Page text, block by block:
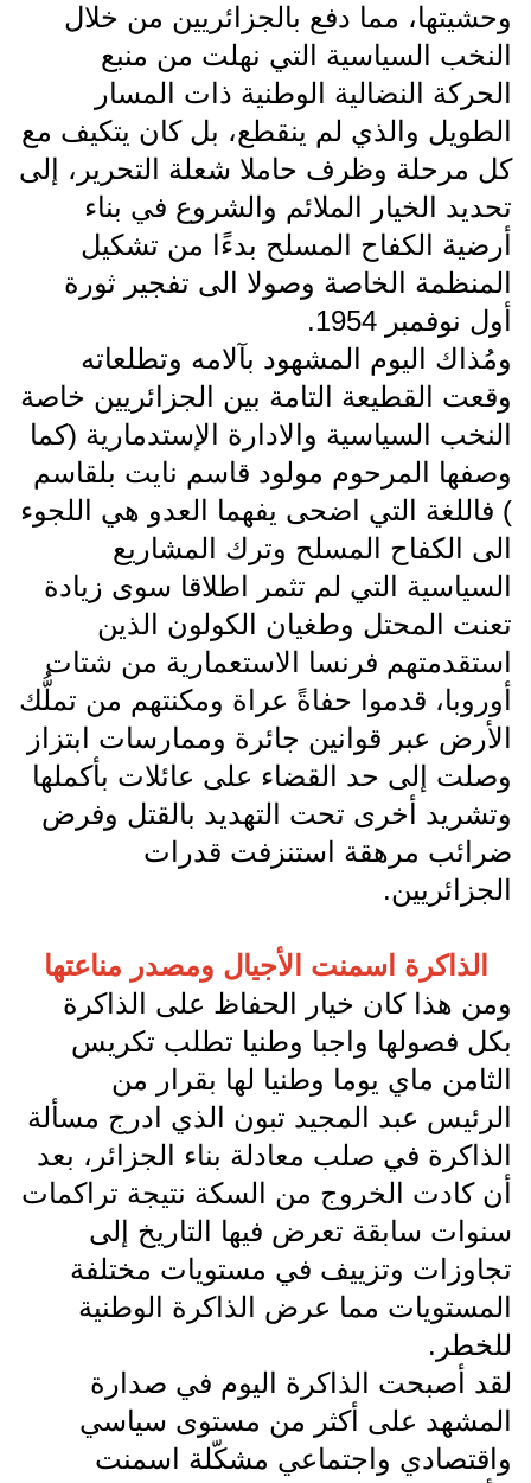
وحشيتها، مما دفع بالجزائريين من خلال
النخب السياسية التي نهلت من منبع
الحركة النضالية الوطنية ذات المسار
الطويل والذي لم ينقطع، بل كان يتكيف مع
كل مرحلة وظرف حاملا شعلة التحرير، إلى
تحديد الخيار الملائم والشروع في بناء
أرضية الكفاح المسلح بدءًا من تشكيل
المنظمة الخاصة وصولا الى تفجير ثورة
أول نوفمبر 1954.
ومُذاك اليوم المشهود بآلامه وتطلعاته
وقعت القطيعة التامة بين الجزائريين خاصة
النخب السياسية والادارة الإستدمارية (كما
وصفها المرحوم مولود قاسم نايت بلقاسم
) فاللغة التي اضحى يفهما العدو هي اللجوء
الى الكفاح المسلح وترك المشاريع
السياسية التي لم تثمر اطلاقا سوى زيادة
تعنت المحتل وطغيان الكولون الذين
استقدمتهم فرنسا الاستعمارية من شتات
أوروبا، قدموا حفاةً عراة ومكنتهم من تملُّك
الأرض عبر قوانين جائرة وممارسات ابتزاز
وصلت إلى حد القضاء على عائلات بأكملها
وتشريد أخرى تحت التهديد بالقتل وفرض
ضرائب مرهقة استنزفت قدرات
الجزائريين.
الذاكرة اسمنت الأجيال ومصدر مناعتها
ومن هذا كان خيار الحفاظ على الذاكرة
بكل فصولها واجبا وطنيا تطلب تكريس
الثامن ماي يوما وطنيا لها بقرار من
الرئيس عبد المجيد تبون الذي ادرج مسألة
الذاكرة في صلب معادلة بناء الجزائر، بعد
أن كادت الخروج من السكة نتيجة تراكمات
سنوات سابقة تعرض فيها التاريخ إلى
تجاوزات وتزييف في مستويات مختلفة
المستويات مما عرض الذاكرة الوطنية
للخطر.
لقد أصبحت الذاكرة اليوم في صدارة
المشهد على أكثر من مستوى سياسي
واقتصادي واجتماعي مشكّلة اسمنت